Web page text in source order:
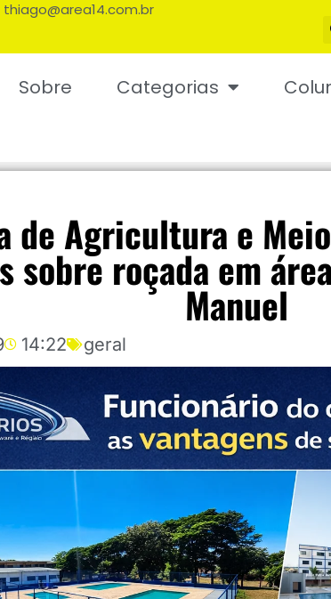
thiago@area14.com.br
Sobre Categorias
de Agricultura e
sobre roçada em
Manuel
14:22 geral